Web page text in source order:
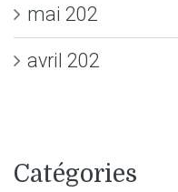
mai 202
avril 202
Catégories